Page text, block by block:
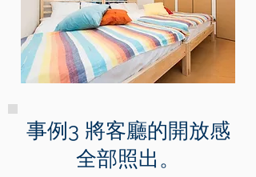
事例3 將客廳的開放感
全部照出。